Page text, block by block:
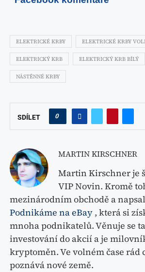
ELEKTRICKÉ KRBY ELEKTRICKÉ KRBY
ELEKTRICKÝ KRB ELEKTRICKÝ KRB BÍLÝ
NÁSTĚNNÉ KRBY
SDÍLET 0
MARTIN KIRSCHNER
Martin Kirschner je
VIP Novin. Kromě
mezinárodním obchodě a
Podnikáme na eBay , která si
mnoha podnikatelů. Věnuje se
investování do akcií a je
kryptoměn. Ve volném čase rád
poznává nové země.